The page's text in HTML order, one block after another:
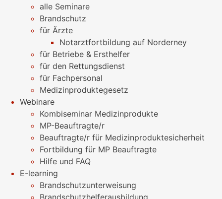
alle Seminare
Brandschutz
für Ärzte
Notarztfortbildung auf Norderney
für Betriebe & Ersthelfer
für den Rettungsdienst
für Fachpersonal
Medizinproduktegesetz
Webinare
Kombiseminar Medizinprodukte
MP-Beauftragte/r
Beauftragte/r für Medizinproduktesicherheit
Fortbildung für MP Beauftragte
Hilfe und FAQ
E-learning
Brandschutzunterweisung
Brandschutzhelferausbildung